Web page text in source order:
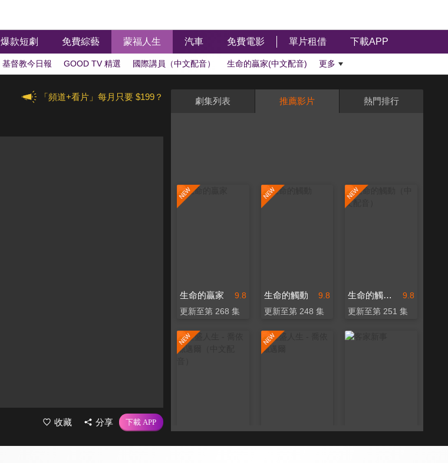
爆款短劇 免費綜藝 蒙福人生 汽車 免費電影 單片租借 下載APP
基督教今日報 GOOD TV 精選 國際講員（中文配音） 生命的贏家(中文配音) 更多
「頻道+看片」每月只要 $199？
收藏 分享
劇集列表 推薦影片 熱門排行
9.8
生命的贏家
更新至第 268 集
9.8
生命的觸動
更新至第 248 集
9.8
生命的觸動（中文配音）
更新至第 251 集